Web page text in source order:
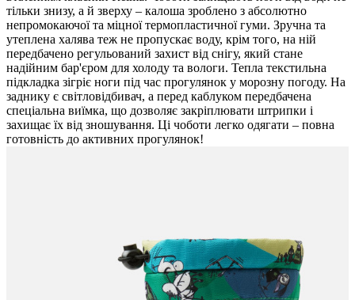
тільки знизу, а й зверху – калоша зроблено з абсолютно
непромокаючої та міцної термопластичної гуми. Зручна та
утеплена халява теж не пропускає воду, крім того, на ній
передбачено регульований захист від снігу, який стане
надійним бар'єром для холоду та вологи. Тепла текстильна
підкладка зігріє ноги під час прогулянок у морозну погоду. На
заднику є світловідбивач, а перед каблуком передбачена
спеціальна виїмка, що дозволяє закріплювати штрипки і
захищає їх від зношування. Ці чоботи легко одягати – повна
готовність до активних прогулянок!